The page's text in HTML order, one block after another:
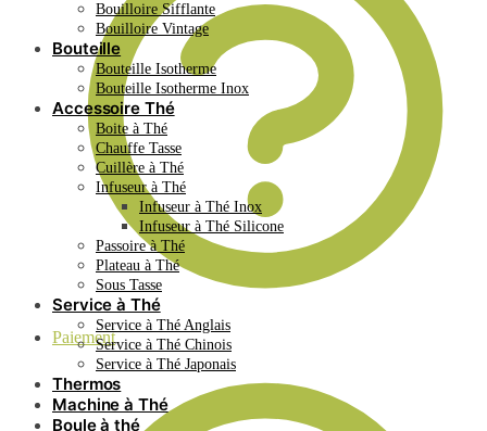
Paiement
Bouilloire Sifflante
Bouilloire Vintage
Bouteille
Bouteille Isotherme
Bouteille Isotherme Inox
Accessoire Thé
Boite à Thé
Chauffe Tasse
Cuillère à Thé
Infuseur à Thé
Infuseur à Thé Inox
Infuseur à Thé Silicone
Passoire à Thé
Plateau à Thé
Sous Tasse
Service à Thé
Service à Thé Anglais
Service à Thé Chinois
Service à Thé Japonais
Thermos
Machine à Thé
Boule à thé